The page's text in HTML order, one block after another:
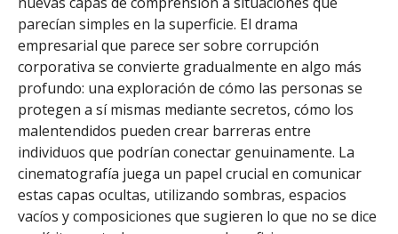
parecían simples en la superficie. El drama
empresarial que parece ser sobre corrupción
corporativa se convierte gradualmente en algo más
profundo: una exploración de cómo las personas se
protegen a sí mismas mediante secretos, cómo los
malentendidos pueden crear barreras entre
individuos que podrían conectar genuinamente. La
cinematografía juega un papel crucial en comunicar
estas capas ocultas, utilizando sombras, espacios
vacíos y composiciones que sugieren lo que no se dice